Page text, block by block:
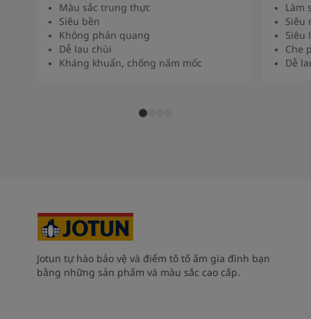
Màu sắc trung thực
Siêu bền
Không phản quang
Dễ lau chùi
Kháng khuẩn, chống nấm mốc
Làm
Siêu
Siêu
Che
Dễ
Jotun tự hào bảo vệ và điểm tô tổ ấm gia đình bạn
bằng những sản phẩm và màu sắc cao cấp.